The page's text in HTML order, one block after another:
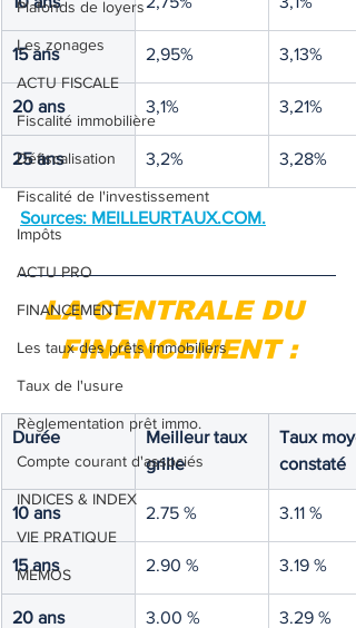
Plafonds de loyers
Les zonages
ACTU FISCALE
Fiscalité immobilière
Défiscalisation
Fiscalité de l'investissement
Impôts
ACTU PRO
FINANCEMENT
Les taux des prêts immobiliers
Taux de l'usure
Règlementation prêt immo.
Compte courant d'associés
INDICES & INDEX
VIE PRATIQUE
MEMOS
15 ans 2,95% 3,13%
20 ans 3,1% 3,21%
25 ans 3,2% 3,28%
Sources: MEILLEURTAUX.COM.
LA CENTRALE DU
FINANCEMENT :
Durée
Meilleur taux
grille
Taux
constaté
10 ans 2.75 % 3.11 %
15 ans 2.90 % 3.19 %
20 ans 3.00 % 3.29 %